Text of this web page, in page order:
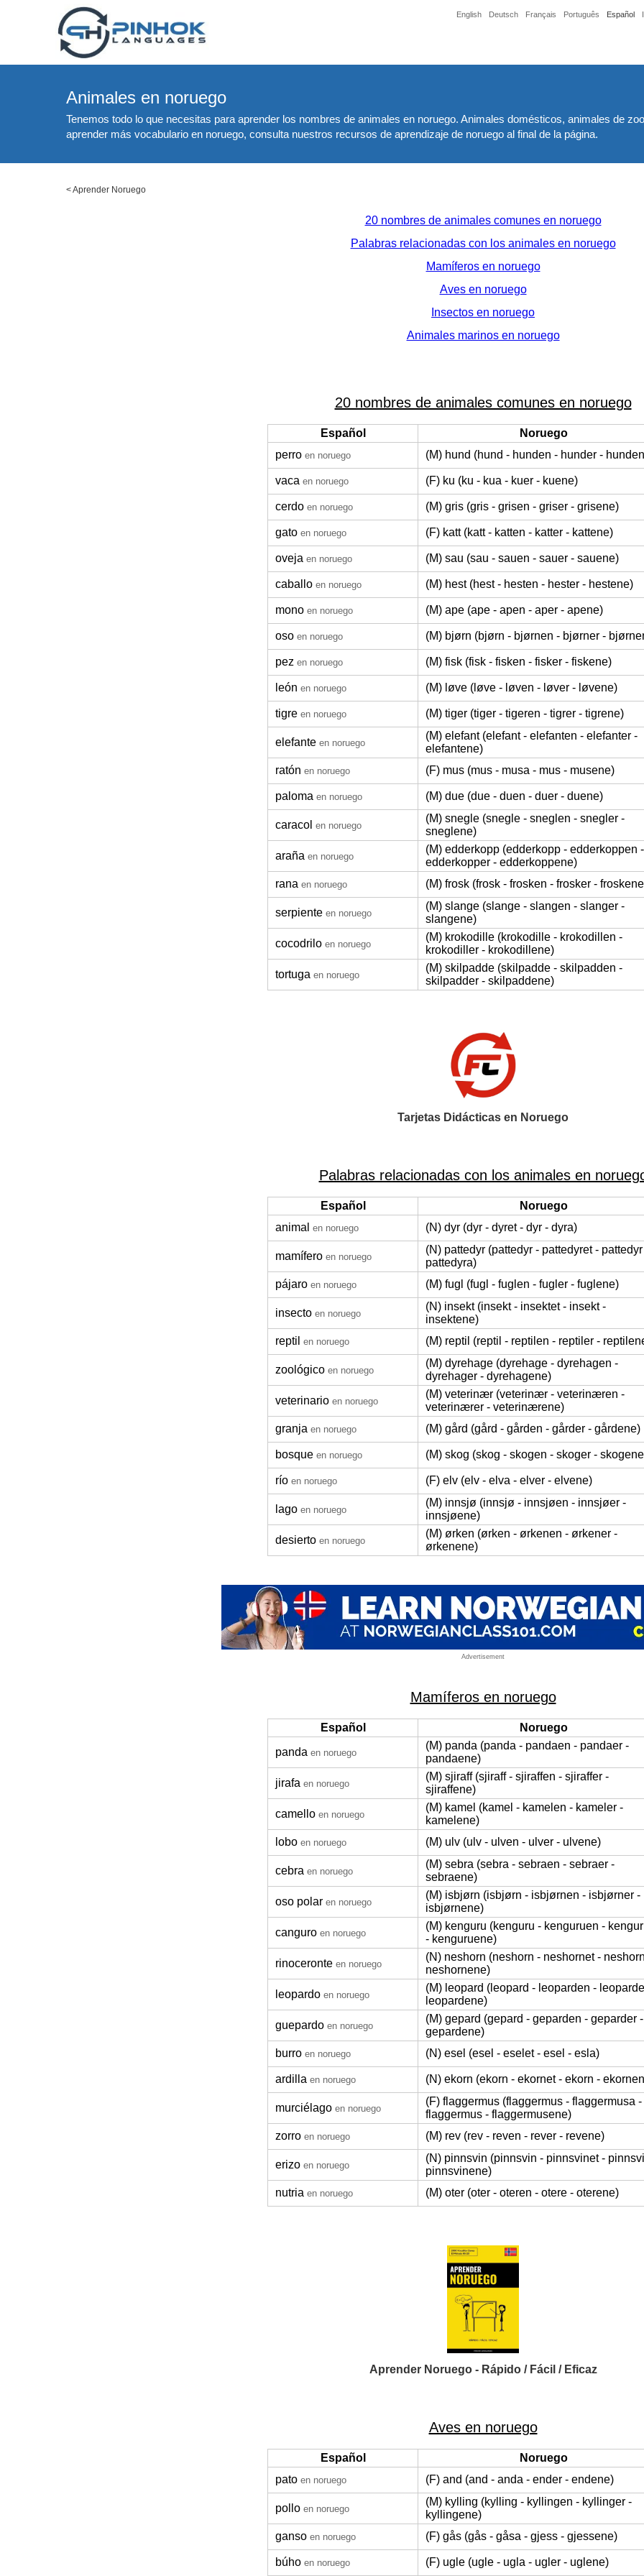
English Deutsch Français Português Español
Animales en noruego
Tenemos todo lo que necesitas para aprender los nombres de animales en noruego. Animales domésticos, animales de
aprender más vocabulario en noruego, consulta nuestros recursos de aprendizaje de noruego al final de la página.
<Aprender Noruego
20 nombres de animales comunes en noruego
Palabras relacionadas con los animales en noruego
Mamíferos en noruego
Aves en noruego
Insectos en noruego
Animales marinos en noruego
20 nombres de animales comunes en noruego
Español
Noruego
perro en noruego (M) hund (hund - hunden - hunder -
vaca en noruego (F) ku (ku - kua - kuer - kuene)
cerdo en noruego (M) gris (gris - grisen - griser - grisene)
gato en noruego (F) katt (katt - katten - katter - kattene)
oveja en noruego (M) sau (sau - sauen - sauer - sauene)
caballo en noruego (M) hest (hest - hesten - hester - hestene)
mono en noruego (M) ape (ape - apen - aper - apene)
oso en noruego (M) bjørn (bjørn - bjørnen - bjørner -
pez en noruego (M) fisk (fisk - fisken - fisker - fiskene)
león en noruego (M) løve (løve - løven - løver - løvene)
tigre en noruego (M) tiger (tiger - tigeren - tigrer - tigrene)
elefante en noruego
(M) elefant (elefant - elefanten - elefanter -
elefantene)
ratón en noruego (F) mus (mus - musa - mus - musene)
paloma en noruego (M) due (due - duen - duer - duene)
caracol en noruego
(M) snegle (snegle - sneglen - snegler -
sneglene)
araña en noruego
(M) edderkopp (edderkopp - edderkoppen -
edderkopper - edderkoppene)
rana en noruego (M) frosk (frosk - frosken - frosker -
serpiente en noruego
(M) slange (slange - slangen - slanger -
slangene)
cocodrilo en noruego
(M) krokodille (krokodille - krokodillen -
krokodiller - krokodillene)
tortuga en noruego
(M) skilpadde (skilpadde - skilpadden -
skilpadder - skilpaddene)
Tarjetas Didácticas en Noruego
Palabras relacionadas con los animales en
Español
Noruego
animal en noruego (N) dyr (dyr - dyret - dyr - dyra)
mamífero en noruego
(N) pattedyr (pattedyr - pattedyret -
pattedyra)
pájaro en noruego (M) fugl (fugl - fuglen - fugler - fuglene)
insecto en noruego
(N) insekt (insekt - insektet - insekt -
insektene)
reptil en noruego (M) reptil (reptil - reptilen - reptiler -
zoológico en noruego
(M) dyrehage (dyrehage - dyrehagen -
dyrehager - dyrehagene)
veterinario en noruego
(M) veterinær (veterinær - veterinæren -
veterinærer - veterinærene)
granja en noruego (M) gård (gård - gården - gårder - gårdene)
bosque en noruego (M) skog (skog - skogen - skoger -
río en noruego (F) elv (elv - elva - elver - elvene)
lago en noruego
(M) innsjø (innsjø - innsjøen - innsjøer -
innsjøene)
desierto en noruego
(M) ørken (ørken - ørkenen - ørkener -
ørkenene)
Advertisement
Mamíferos en noruego
Español
Noruego
panda en noruego
(M) panda (panda - pandaen - pandaer -
pandaene)
jirafa en noruego
(M) sjiraff (sjiraff - sjiraffen - sjiraffer -
sjiraffene)
camello en noruego
(M) kamel (kamel - kamelen - kameler -
kamelene)
lobo en noruego (M) ulv (ulv - ulven - ulver - ulvene)
cebra en noruego
(M) sebra (sebra - sebraen - sebraer -
sebraene)
oso polar en noruego
(M) isbjørn (isbjørn - isbjørnen - isbjørner -
isbjørnene)
canguro en noruego
(M) kenguru (kenguru - kenguruen -
- kenguruene)
rinoceronte en noruego
(N) neshorn (neshorn - neshornet -
neshornene)
leopardo en noruego
(M) leopard (leopard - leoparden -
leopardene)
guepardo en noruego
(M) gepard (gepard - geparden - geparder -
gepardene)
burro en noruego (N) esel (esel - eselet - esel - esla)
ardilla en noruego (N) ekorn (ekorn - ekornet - ekorn -
murciélago en noruego
(F) flaggermus (flaggermus - flaggermusa -
flaggermus - flaggermusene)
zorro en noruego (M) rev (rev - reven - rever - revene)
erizo en noruego
(N) pinnsvin (pinnsvin - pinnsvinet -
pinnsvinene)
nutria en noruego (M) oter (oter - oteren - otere - oterene)
Aprender Noruego - Rápido / Fácil / Eficaz
Aves en noruego
Español
Noruego
pato en noruego (F) and (and - anda - ender - endene)
pollo en noruego
(M) kylling (kylling - kyllingen - kyllinger -
kyllingene)
ganso en noruego (F) gås (gås - gåsa - gjess - gjessene)
búho en noruego (F) ugle (ugle - ugla - ugler - uglene)